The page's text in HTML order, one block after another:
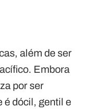
além de ser
Embora
por ser
é dócil, gentil e